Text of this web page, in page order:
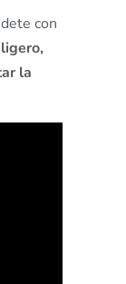
con
la